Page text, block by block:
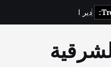
دير